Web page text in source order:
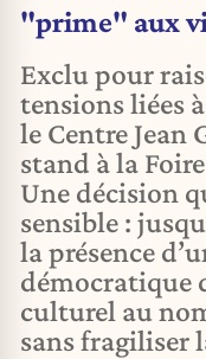
"prime" aux
Exclu pour
tensions liées
le Centre Jean
stand à la
Une décision
sensible :
la présence
démocratique
culturel au
sans fragiliser